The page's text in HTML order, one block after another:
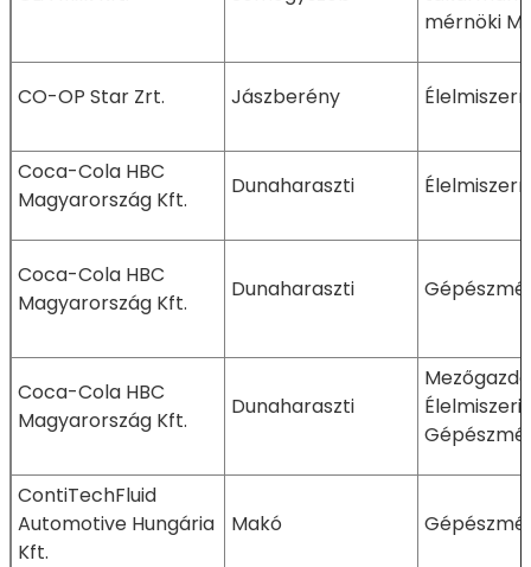
mérnöki
CO-OP Star Zrt. Jászberény
Coca-Cola HBC
Magyarország Kft.
Dunaharaszti
Coca-Cola HBC
Magyarország Kft.
Dunaharaszti
Coca-Cola HBC
Magyarország Kft.
Dunaharaszti
ContiTechFluid
Automotive Hungária
Kft.
Makó